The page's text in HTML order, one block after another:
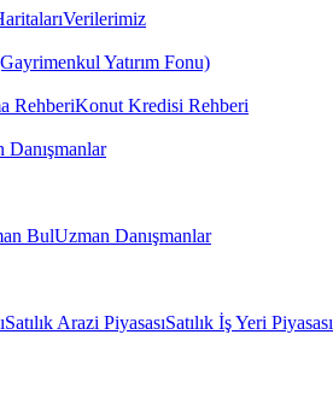
Verilerimiz
Yatırım Fonu)
RehberiKonut Kredisi Rehberi
Danışmanlar
BulUzman Danışmanlar
Satılık Arazi PiyasasıSatılık İş Yeri Piyasası